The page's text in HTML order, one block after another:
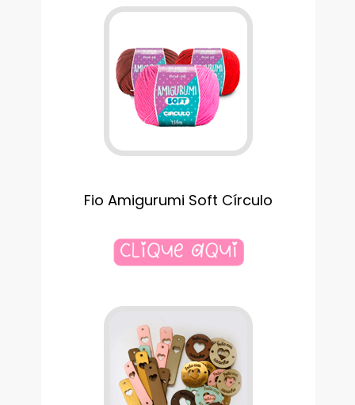
Fio Amigurumi Soft Círculo